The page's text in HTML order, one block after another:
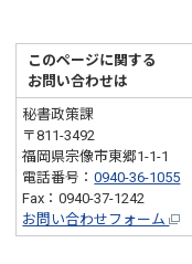
このページに関する
お問い合わせは
秘書政策課
〒811-3492
福岡県宗像市東郷1-1-1
電話番号：0940-36-1055
Fax：0940-37-1242
お問い合わせフォーム